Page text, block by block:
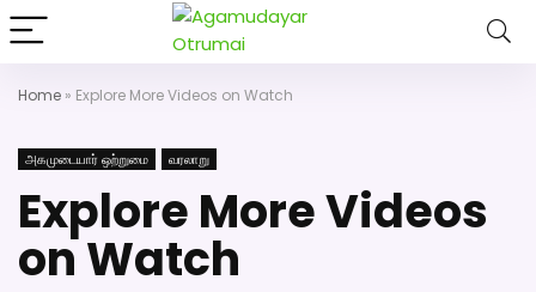
Home » Explore More Videos on Watch
அகமுடையார் ஒற்றுமை வரலாறு
Explore More Videos
on Watch
அகமுடையார் திருமண வரன்களுக்கு அகமுடையார்மேட்ரி-பெண்
திருமண சேவை! வாட்ஸப் எண்: